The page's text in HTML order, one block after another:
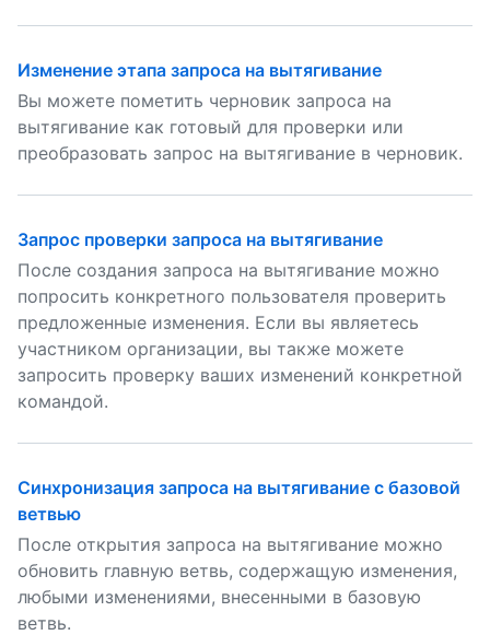
Изменение этапа запроса на вытягивание
Вы можете пометить черновик запроса на
вытягивание как готовый для проверки или
преобразовать запрос на вытягивание в черновик.
Запрос проверки запроса на вытягивание
После создания запроса на вытягивание можно
попросить конкретного пользователя проверить
предложенные изменения. Если вы являетесь
участником организации, вы также можете
запросить проверку ваших изменений конкретной
командой.
Синхронизация запроса на вытягивание с базовой
ветвью
После открытия запроса на вытягивание можно
обновить главную ветвь, содержащую изменения,
любыми изменениями, внесенными в базовую
ветвь.